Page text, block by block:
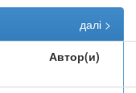
далі >
Автор(и)